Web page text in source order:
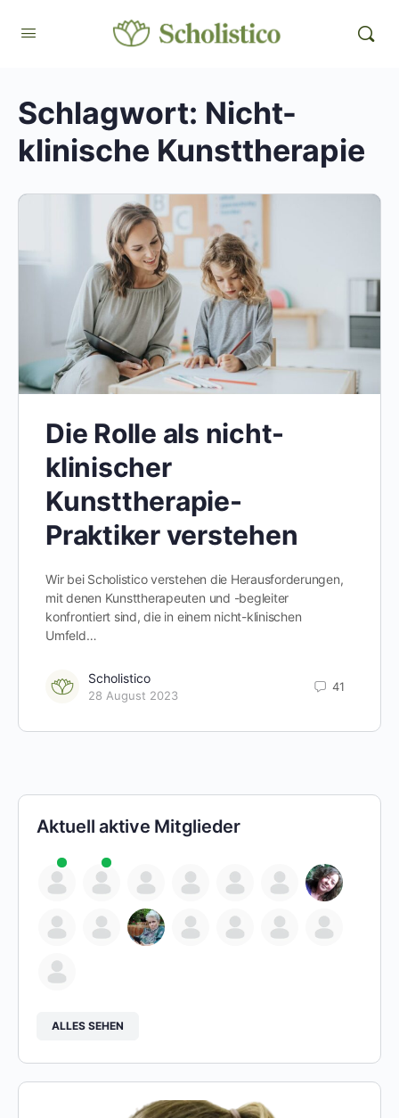
Schlagwort: Nicht-
klinische Kunsttherapie
Die Rolle als nicht-
klinischer
Kunsttherapie-
Praktiker verstehen
Wir bei Scholistico verstehen die Herausforderungen,
mit denen Kunsttherapeuten und -begleiter
konfrontiert sind, die in einem nicht-klinischen
Umfeld…
Scholistico
28 August 2023
41
Aktuell aktive Mitglieder
ALLES SEHEN